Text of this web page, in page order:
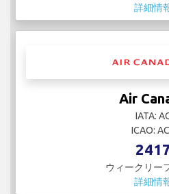
詳細情
Air
IATA:
ICAO:
ウィークリー
詳細情